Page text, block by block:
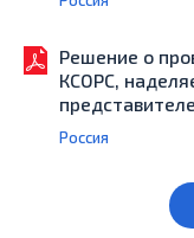
Решение о
КСОРС,
Россия